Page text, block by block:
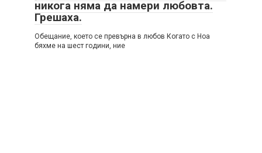
никога няма да намери любовта.
Грешаха.
Обещание, което се превърна в любов Когато с Ноа
бяхме на шест години, ние